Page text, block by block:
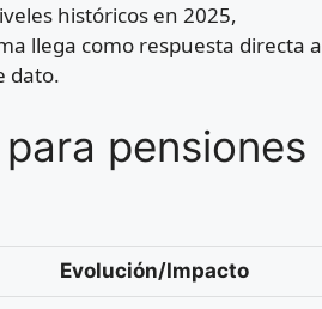
históricos en 2025,
llega como respuesta directa a
dato.
pensiones
Evolución/Impacto